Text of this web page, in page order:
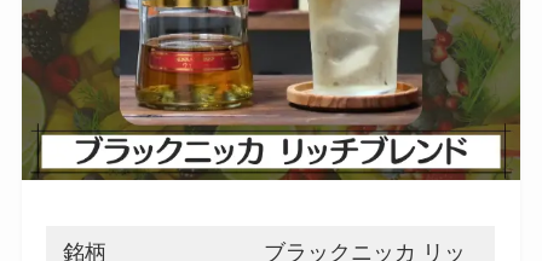
銘柄
ブラックニッカ リッ